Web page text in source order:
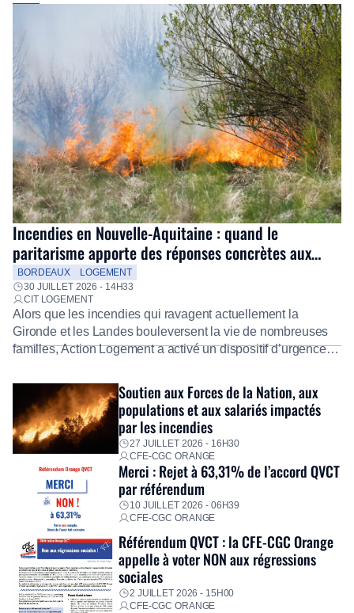
Incendies en Nouvelle-Aquitaine : quand le
paritarisme apporte des réponses concrètes aux
salariés
BORDEAUX
LOGEMENT
30 JUILLET 2026 - 14H33
CIT LOGEMENT
Alors que les incendies qui ravagent actuellement la
Gironde et les Landes bouleversent la vie de nombreuses
familles, Action Logement a activé un dispositif d’urgence
Fidèle à sa mission d’utilité sociale, le Groupe mobilise
immédiatement ses équipes afin de proposer un diagnostic
personnalisé, des aides financières pour faire face aux
premières dépenses, […]
Soutien aux Forces de la Nation, aux
populations et aux salariés impactés
par les incendies
27 JUILLET 2026 - 16H30
CFE-CGC ORANGE
Merci : Rejet à 63,31% de l’accord QVCT
par référendum
10 JUILLET 2026 - 06H39
CFE-CGC ORANGE
Référendum QVCT : la CFE-CGC Orange
appelle à voter NON aux régressions
sociales
2 JUILLET 2026 - 15H00
CFE-CGC ORANGE